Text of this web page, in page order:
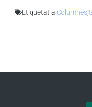
Etiquetat a Columnes